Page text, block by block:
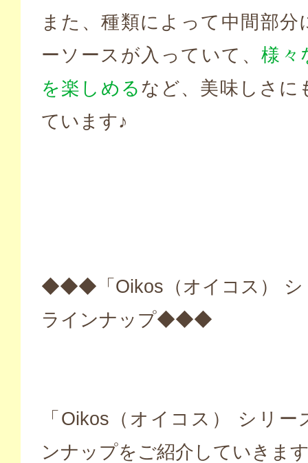
また、種類によって中間部分
ーソースが入っていて、様々
を楽しめる など、美味しさに
ています♪
◆◆◆「Oikos（オイコス） シ
ラインナップ◆◆◆
「Oikos（オイコス） シリー
ンナップをご紹介していきま